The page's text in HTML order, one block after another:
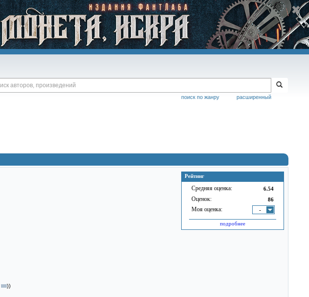
расширенный
поиск по жанру
Рейтинг
Средняя оценка: 6.54
Оценок: 86
Моя оценка: -
подробнее
))